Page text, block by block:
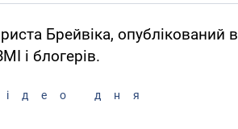
Брейвіка, опублікований в
і блогерів.
дня